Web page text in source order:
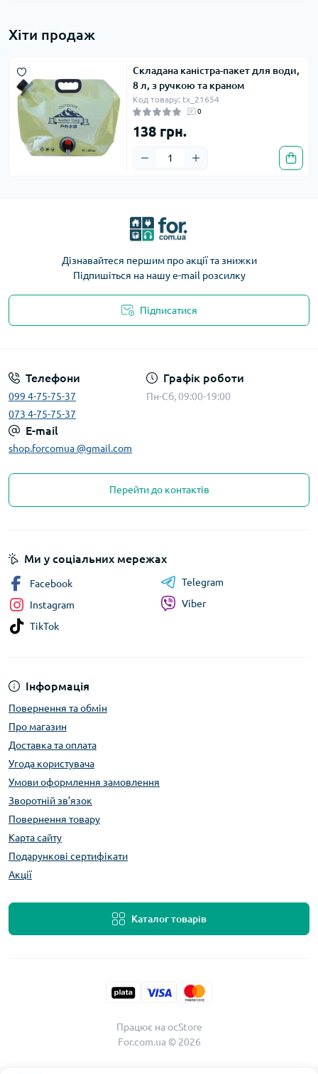
Хіти продаж
Складана каністра-пакет для води,
8 л, з ручкою та краном
Код товару: tx_21654
0
138 грн.
Дізнавайтеся першим про акції та знижки
Підпишіться на нашу e-mail розсилку
Підписатися
Телефони
099 4-75-75-37
073 4-75-75-37
Графік роботи
Пн-Сб, 09:00-19:00
E-mail
shop.forcomua @gmail.com
Перейти до контактів
Інформація
Повернення та обмін
Про магазин
Доставка та оплата
Угода користувача
Умови оформлення замовлення
Зворотній зв’язок
Повернення товару
Карта сайту
Подарункові сертифікати
Акції
Каталог товарів
Ми у соціальних мережах
Facebook
Instagram
TikTok
Telegram
Viber
Працює наocStore
For.com.ua © 2026